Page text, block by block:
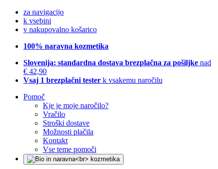
za navigacijo
k vsebini
v nakupovalno košarico
100% naravna kozmetika
Slovenija: standardna dostava brezplačna za pošiljke nad
€ 42,90
Vsaj 1 brezplačni tester k vsakemu naročilu
Pomoč
Kje je moje naročilo?
Vračilo
Stroški dostave
Možnosti plačila
Kontakt
Vse teme pomoči